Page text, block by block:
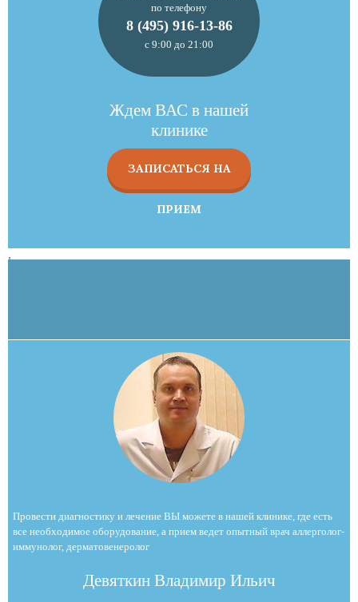
по телефону
8 (495) 916-13-86
с 9:00 до 21:00
Ждем ВАС в нашей
клинике
ЗАПИСАТЬСЯ НА
ПРИЕМ
Провести диагностику и лечение ВЫ можете в нашей клинике, где есть
все необходимое оборудование, а прием ведет опытный врач аллерголог-
иммунолог, дерматовенеролог
Девяткин Владимир Ильич